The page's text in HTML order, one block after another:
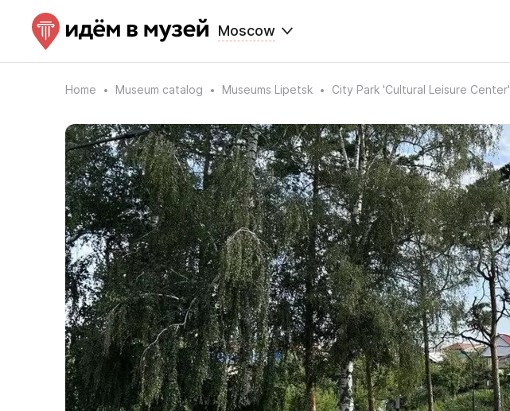
Moscow
Home Museum catalog Museums Lipetsk City Park 'Cultural Leisure Center'